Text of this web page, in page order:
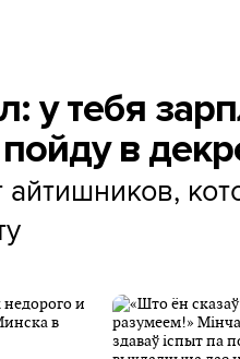
у тебя
в